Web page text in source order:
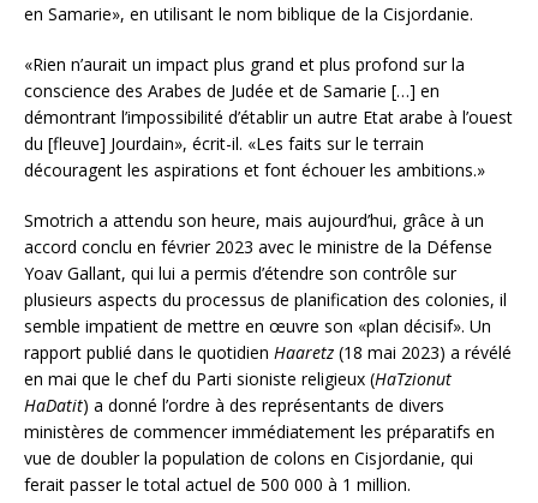
en Samarie», en utilisant le nom biblique de la Cisjordanie.
«Rien n’aurait un impact plus grand et plus profond sur la
conscience des Arabes de Judée et de Samarie […] en
démontrant l’impossibilité d’établir un autre Etat arabe à l’ouest
du [fleuve] Jourdain», écrit-il. «Les faits sur le terrain
découragent les aspirations et font échouer les ambitions.»
Smotrich a attendu son heure, mais aujourd’hui, grâce à un
accord conclu en février 2023 avec le ministre de la Défense
Yoav Gallant, qui lui a permis d’étendre son contrôle sur
plusieurs aspects du processus de planification des colonies, il
semble impatient de mettre en œuvre son «plan décisif». Un
rapport publié dans le quotidien Haaretz (18 mai 2023) a révélé
en mai que le chef du Parti sioniste religieux (HaTzionut
HaDatit) a donné l’ordre à des représentants de divers
ministères de commencer immédiatement les préparatifs en
vue de doubler la population de colons en Cisjordanie, qui
ferait passer le total actuel de 500 000 à 1 million.